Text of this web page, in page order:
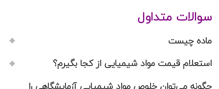
سوالات متداول
ماده چیست
استعلام قیمت مواد شیمیایی از کجا بگیرم؟